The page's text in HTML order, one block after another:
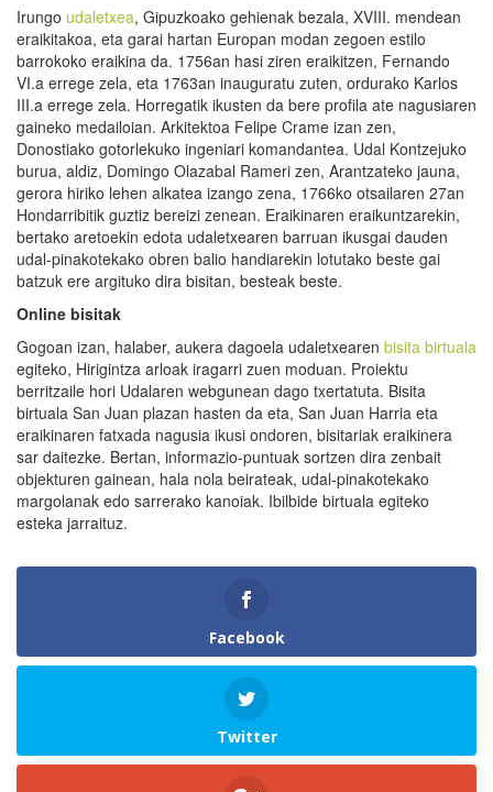
Irungo udaletxea, Gipuzkoako gehienak bezala, XVIII. mendean
eraikitakoa, eta garai hartan Europan modan zegoen estilo
barrokoko eraikina da. 1756an hasi ziren eraikitzen, Fernando
VI.a errege zela, eta 1763an inauguratu zuten, ordurako Karlos
III.a errege zela. Horregatik ikusten da bere profila ate nagusiaren
gaineko medailoian. Arkitektoa Felipe Crame izan zen,
Donostiako gotorlekuko ingeniari komandantea. Udal Kontzejuko
burua, aldiz, Domingo Olazabal Rameri zen, Arantzateko jauna,
gerora hiriko lehen alkatea izango zena, 1766ko otsailaren 27an
Hondarribitik guztiz bereizi zenean. Eraikinaren eraikuntzarekin,
bertako aretoekin edota udaletxearen barruan ikusgai dauden
udal-pinakotekako obren balio handiarekin lotutako beste gai
batzuk ere argituko dira bisitan, besteak beste.
Online bisitak
Gogoan izan, halaber, aukera dagoela udaletxearen bisita birtuala
egiteko, Hirigintza arloak iragarri zuen moduan. Proiektu
berritzaile hori Udalaren webgunean dago txertatuta. Bisita
birtuala San Juan plazan hasten da eta, San Juan Harria eta
eraikinaren fatxada nagusia ikusi ondoren, bisitariak eraikinera
sar daitezke. Bertan, informazio-puntuak sortzen dira zenbait
objekturen gainean, hala nola beirateak, udal-pinakotekako
margolanak edo sarrerako kanoiak. Ibilbide birtuala egiteko
esteka jarraituz.
Facebook
Twitter